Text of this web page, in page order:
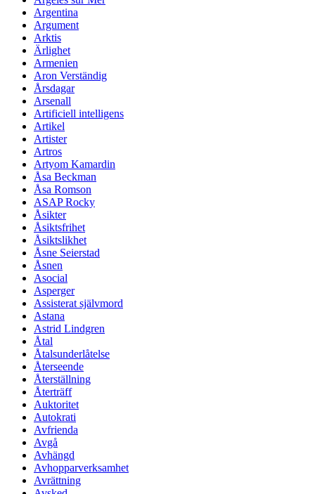
Argentina
Argument
Arktis
Ärlighet
Armenien
Aron Verständig
Årsdagar
Arsenall
Artificiell intelligens
Artikel
Artister
Artros
Artyom Kamardin
Åsa Beckman
Åsa Romson
ASAP Rocky
Åsikter
Åsiktsfrihet
Åsiktslikhet
Åsne Seierstad
Åsnen
Asocial
Asperger
Assisterat självmord
Astana
Astrid Lindgren
Åtal
Åtalsunderlåtelse
Återseende
Återställning
Återträff
Auktoritet
Autokrati
Avfrienda
Avgå
Avhängd
Avhopparverksamhet
Avrättning